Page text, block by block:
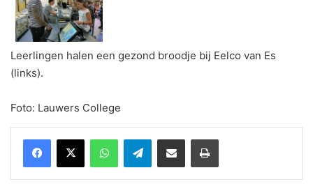
Leerlingen halen een gezond broodje bij Eelco van Es
(links).
Foto: Lauwers College
WhatsAppTelegramDelen via Email Print